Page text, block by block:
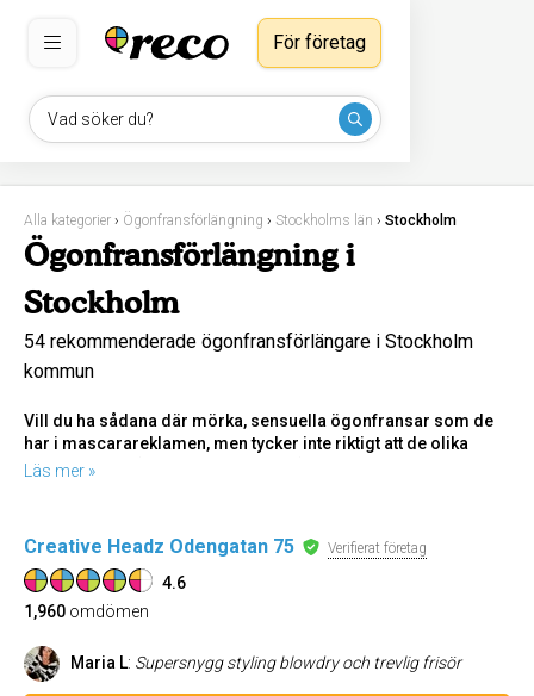
Vad söker du?
För företag
Alla kategorier › Ögonfransförlängning › Stockholms län › Stockholm
Ögonfransförlängning i
Stockholm
54 rekommenderade ögonfransförlängare i Stockholm
kommun
Vill du ha sådana där mörka, sensuella ögonfransar som de
har i mascarareklamen, men tycker inte riktigt att de olika
mascarorna håller vad de lovar? Då kanske
Läs mer »
Creative Headz Odengatan 75 Verifierat företag
4.6
1,960 omdömen
Maria L: Supersnygg styling blowdry och trevlig frisör